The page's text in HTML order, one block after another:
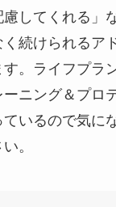
慮してくれる」
続けられるア
。ライフプラ
ニング＆プロ
いるので気に
。